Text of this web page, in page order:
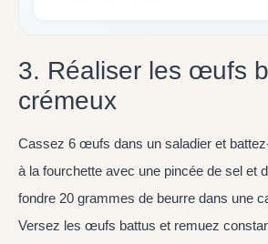
3. Réaliser les œufs
crémeux
Cassez 6 œufs dans un saladier et
à la fourchette avec une pincée de sel et
fondre 20 grammes de beurre dans une
Versez les œufs battus et remuez